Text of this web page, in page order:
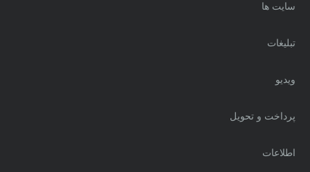
سایت ها
تبلیغات
ویدیو
پرداخت و تحویل
اطلاعات